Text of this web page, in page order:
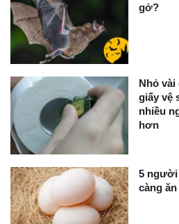
gở?
Nhỏ vài
giấy vệ
nhiều
hơn
5 người
càng